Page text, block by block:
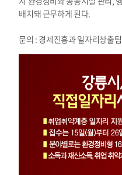
배치돼 근무하게 된다.
문의 : 경제진흥과 일자리창출